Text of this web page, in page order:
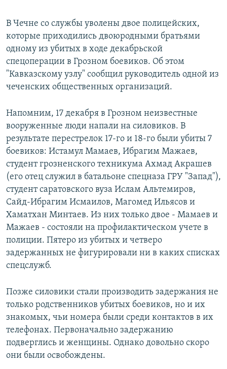
Все сайты РСЕ/РС
В Чечне со службы уволены двое полицейских,
которые приходились двоюродными братьями
одному из убитых в ходе декабрьской
спецоперации в Грозном боевиков. Об этом
"Кавказскому узлу" сообщил руководитель одной из
чеченских общественных организаций.
Напомним, 17 декабря в Грозном неизвестные
вооруженные люди напали на силовиков. В
результате перестрелок 17-го и 18-го были убиты 7
боевиков: Истамул Мамаев, Ибрагим Мажаев,
студент грозненского техникума Ахмад Акрашев
(его отец служил в батальоне спецназа ГРУ "Запад"),
студент саратовского вуза Ислам Альтемиров,
Сайд-Ибрагим Исмаилов, Магомед Ильясов и
Хаматхан Минтаев. Из них только двое - Мамаев и
Мажаев - состояли на профилактическом учете в
полиции. Пятеро из убитых и четверо
задержанных не фигурировали ни в каких списках
спецслужб.
Позже силовики стали производить задержания не
только родственников убитых боевиков, но и их
знакомых, чьи номера были среди контактов в их
телефонах. Первоначально задержанию
подверглись и женщины. Однако довольно скоро
они были освобождены.